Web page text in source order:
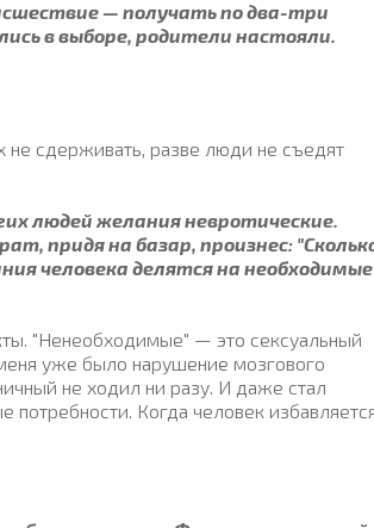
— получать по два-три
в выборе, родители настояли.
сдерживать, разве люди не съедят
людей желания невротические.
придя на базар, произнес:
человека делятся на необходимые
"Ненеобходимые" — это сексуальный
уже было нарушение мозгового
не ходил ни разу. И даже стал
Когда человек